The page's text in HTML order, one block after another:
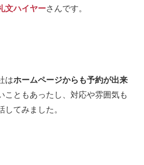
文ハイヤーさんです。
はホームページからも予約が出来
こともあったし、対応や雰囲気も
てみました。